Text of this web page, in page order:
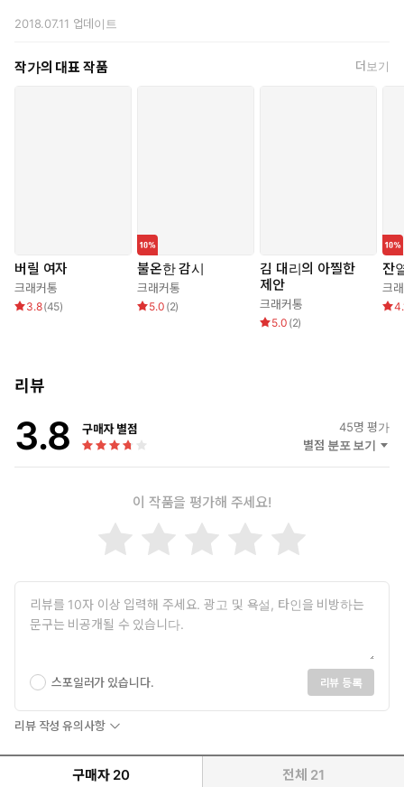
잠깐 놀란 듯 눈을 크게 떴던 그녀가, 어쩐지 처연해 보이는 모습
2018.07.11 업데이트
작가의 대표 작품 더보기
버릴 여자
크래커통
3.8(45)
불온한 감시
크래커통
5.0 (2)
김 대리의 아찔한
제안
크래커통
5.0 (2)
잔
크
리뷰
3.8 구매자 별점 45명 평가
별점 분포 보기
이 작품을 평가해 주세요!
스포일러가 있습니다. 리뷰 등록
리뷰 작성 유의사항
구매자 20 전체 21